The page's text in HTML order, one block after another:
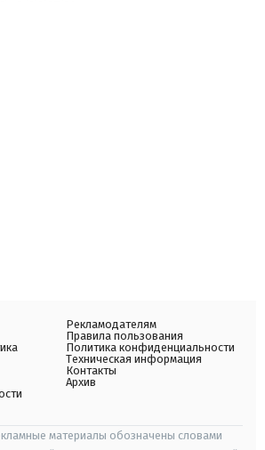
Рекламодателям
Правила пользования
Политика конфиденциальности
Техническая информация
Контакты
Архив
материалы обозначены словами